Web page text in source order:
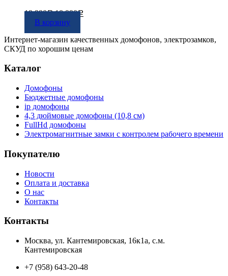
19 990Р 18 990Р
В корзину
Интернет-магазин качественных домофонов, электрозамков,
СКУД по хорошим ценам
Каталог
Домофоны
Бюджетные домофоны
ip домофоны
4,3 дюймовые домофоны (10,8 см)
FullHd домофоны
Электромагнитные замки с контролем рабочего времени
Покупателю
Новости
Оплата и доставка
О нас
Контакты
Контакты
Москва, ул. Кантемировская, 16к1а, с.м.
Кантемировская
+7 (958) 643-20-48